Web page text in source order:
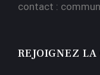
contact :
REJOIGNEZ